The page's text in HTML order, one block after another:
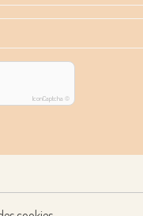
IconCaptcha ©